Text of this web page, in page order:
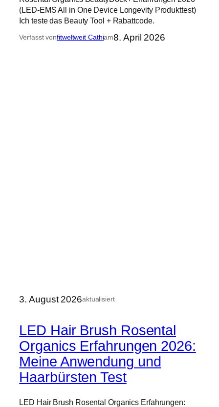
(LED-EMS All in One Device Longevity Produkttest)
Ich teste das Beauty Tool + Rabattcode.
Verfasst vonfitweltweit Cathiam8. April 2026
3. August 2026aktualisiert
LED Hair Brush Rosental
Organics Erfahrungen 2026:
Meine Anwendung und
Haarbürsten Test
LED Hair Brush Rosental Organics Erfahrungen: